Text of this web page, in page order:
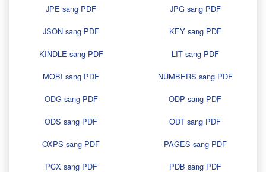
JPE sang PDF
JPG sang PDF
JSON sang PDF
KEY sang PDF
KINDLE sang PDF
LIT sang PDF
MOBI sang PDF
NUMBERS sang PDF
ODG sang PDF
ODP sang PDF
ODS sang PDF
ODT sang PDF
OXPS sang PDF
PAGES sang PDF
PCX sang PDF
PDB sang PDF